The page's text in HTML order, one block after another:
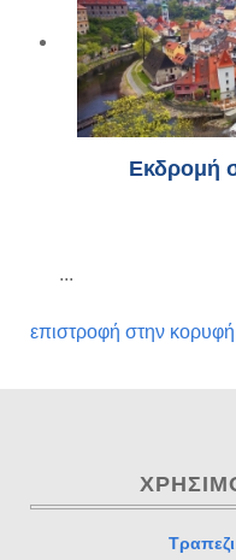
Εκδρομή
...
επιστροφή στην κορυφή